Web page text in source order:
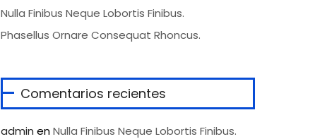
Nulla Finibus Neque Lobortis Finibus.
Phasellus Ornare Consequat Rhoncus.
Comentarios recientes
admin enNulla Finibus Neque Lobortis Finibus.